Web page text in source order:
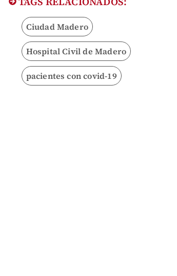
Ciudad Madero
Hospital Civil de Madero
pacientes con covid-19